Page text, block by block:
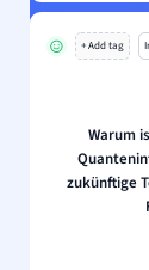
+ Add tag
Warum
zukünftige